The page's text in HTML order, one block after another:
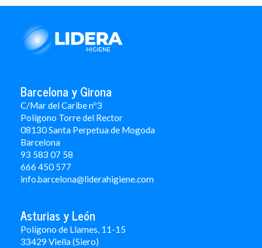
Barcelona y Girona
C/Mar del Caribe nº3
Polígono Torre del Rector
08130 Santa Perpetua de Mogoda
Barcelona
93 583 07 58
666 450 577
info.barcelona@liderahigiene.com
Asturias y León
Polígono de Llames, 11-15
33429 Viella (Siero)